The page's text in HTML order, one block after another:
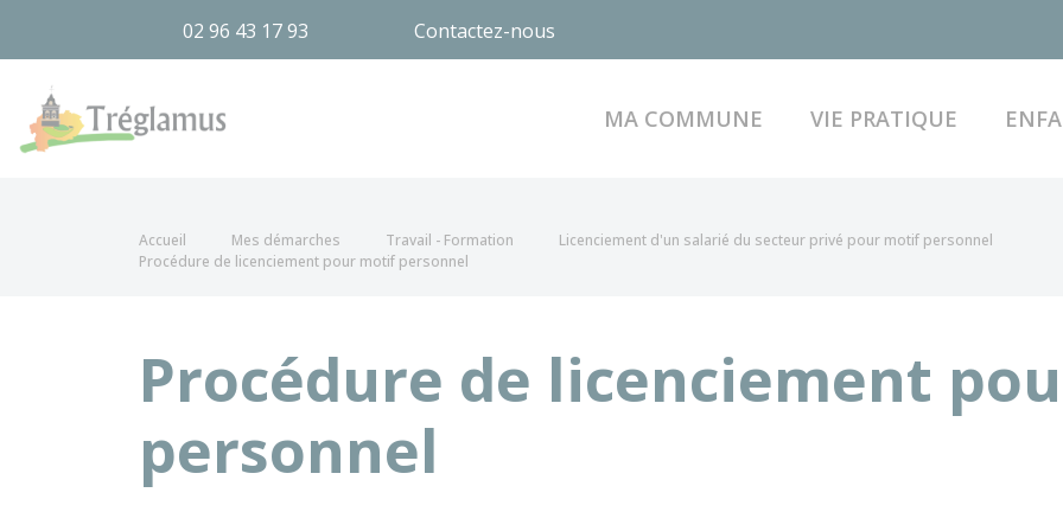
02 96 43 17 93 Contactez-nous
MA COMMUNE VIE PRATIQUE
Accueil Mes démarches Travail - Formation
Licenciement d'un salarié du secteur privé pour motif personnel
Procédure de licenciement pour motif personnel
Procédure de licenciement
personnel